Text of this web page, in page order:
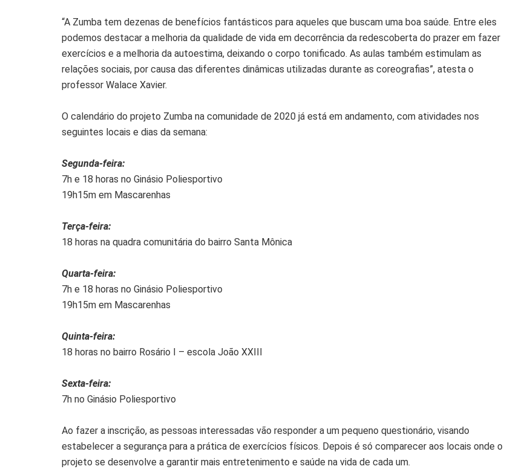
“A Zumba tem dezenas de benefícios fantásticos para aqueles que buscam uma boa saúde. Entre eles
podemos destacar a melhoria da qualidade de vida em decorrência da redescoberta do prazer em fazer
exercícios e a melhoria da autoestima, deixando o corpo tonificado. As aulas também estimulam as
relações sociais, por causa das diferentes dinâmicas utilizadas durante as coreografias”, atesta o
professor Walace Xavier.
O calendário do projeto Zumba na comunidade de 2020 já está em andamento, com atividades nos
seguintes locais e dias da semana:
Segunda-feira:
7h e 18 horas no Ginásio Poliesportivo
19h15m em Mascarenhas
Terça-feira:
18 horas na quadra comunitária do bairro Santa Mônica
Quarta-feira:
7h e 18 horas no Ginásio Poliesportivo
19h15m em Mascarenhas
Quinta-feira:
18 horas no bairro Rosário I – escola João XXIII
Sexta-feira:
7h no Ginásio Poliesportivo
Ao fazer a inscrição, as pessoas interessadas vão responder a um pequeno questionário, visando
estabelecer a segurança para a prática de exercícios físicos. Depois é só comparecer aos locais onde o
projeto se desenvolve a garantir mais entretenimento e saúde na vida de cada um.